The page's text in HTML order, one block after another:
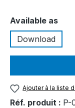
Sélectionnez
Available as
Download
Ajouter à la liste
Réf. produit : P-